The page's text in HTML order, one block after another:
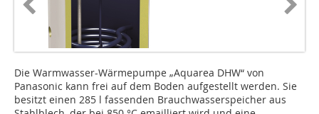
Die Warmwasser-Wärmepumpe „Aquarea DHW“ von
Panasonic kann frei auf dem Boden aufgestellt werden. Sie
besitzt einen 285 l fassenden Brauchwasserspeicher aus